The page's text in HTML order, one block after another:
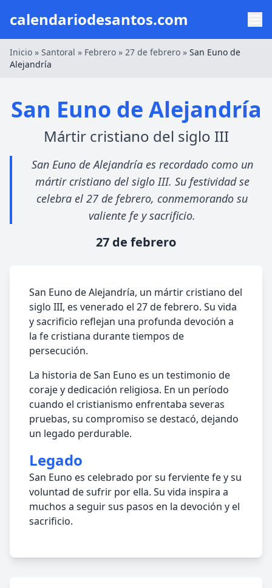
calendariodesantos.com
Inicio » Santoral » Febrero » 27 de febrero » San Euno de
Alejandría
San Euno de Alejandría
Mártir cristiano del siglo III
San Euno de Alejandría es recordado como un
mártir cristiano del siglo III. Su festividad se
celebra el 27 de febrero, conmemorando su
valiente fe y sacrificio.
27 de febrero
San Euno de Alejandría, un mártir cristiano del
siglo III, es venerado el 27 de febrero. Su vida
y sacrificio reflejan una profunda devoción a
la fe cristiana durante tiempos de
persecución.
La historia de San Euno es un testimonio de
coraje y dedicación religiosa. En un período
cuando el cristianismo enfrentaba severas
pruebas, su compromiso se destacó, dejando
un legado perdurable.
Legado
San Euno es celebrado por su ferviente fe y su
voluntad de sufrir por ella. Su vida inspira a
muchos a seguir sus pasos en la devoción y el
sacrificio.